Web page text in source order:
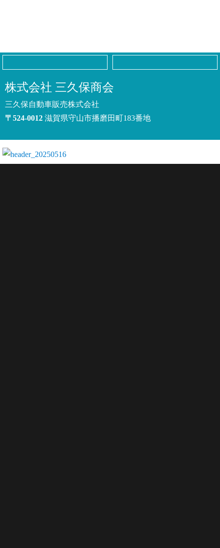
株式会社 三久保商会
三久保自動車販売株式会社
〒524-0012 滋賀県守山市播磨田町183番地